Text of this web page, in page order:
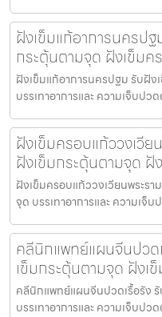
ฝังเข็มแก้อาการนครป
กระตุ้นตามจุด ฝังเข็มค
ฝังเข็มแก้อาการนครปฐม รับฝัง
บรรเทาอาการและ ความเจ็บป
ฝังเข็มครอบแก้ววงเวีย
ฝังเข็มกระตุ้นตามจุด ฝั
ฝังเข็มครอบแก้ววงเวียนพระร
จุด บรรเทาอาการและ ความเจ็
คลีนิกแพทย์แผนจีนปวด
เข็มกระตุ้นตามจุด ฝังเ
คลีนิกแพทย์แผนจีนปวดเรื้อรัง
บรรเทาอาการและ ความเจ็บป